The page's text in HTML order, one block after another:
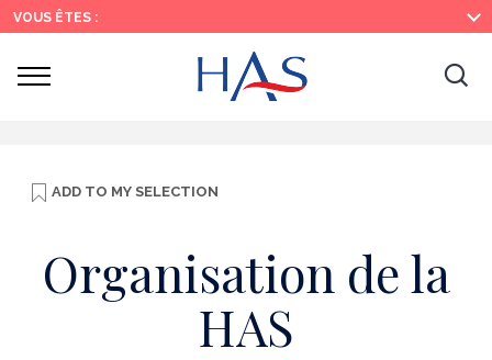
Search
Main
Menu
Main
Content
VOUS ÊTES :
Ouvrir
ADD TO MY SELECTION
Organisation de la
HAS